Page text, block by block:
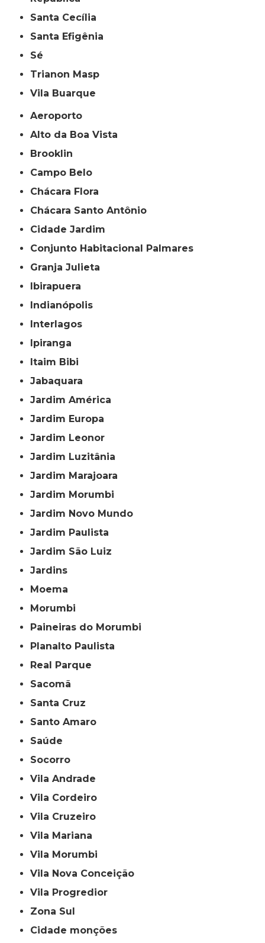
Santa Cecília
Santa Efigênia
Sé
Trianon Masp
Vila Buarque
Aeroporto
Alto da Boa Vista
Brooklin
Campo Belo
Chácara Flora
Chácara Santo Antônio
Cidade Jardim
Conjunto Habitacional Palmares
Granja Julieta
Ibirapuera
Indianópolis
Interlagos
Ipiranga
Itaim Bibi
Jabaquara
Jardim América
Jardim Europa
Jardim Leonor
Jardim Luzitânia
Jardim Marajoara
Jardim Morumbi
Jardim Novo Mundo
Jardim Paulista
Jardim São Luiz
Jardins
Moema
Morumbi
Paineiras do Morumbi
Planalto Paulista
Real Parque
Sacomã
Santa Cruz
Santo Amaro
Saúde
Socorro
Vila Andrade
Vila Cordeiro
Vila Cruzeiro
Vila Mariana
Vila Morumbi
Vila Nova Conceição
Vila Progredior
Zona Sul
cidade monções